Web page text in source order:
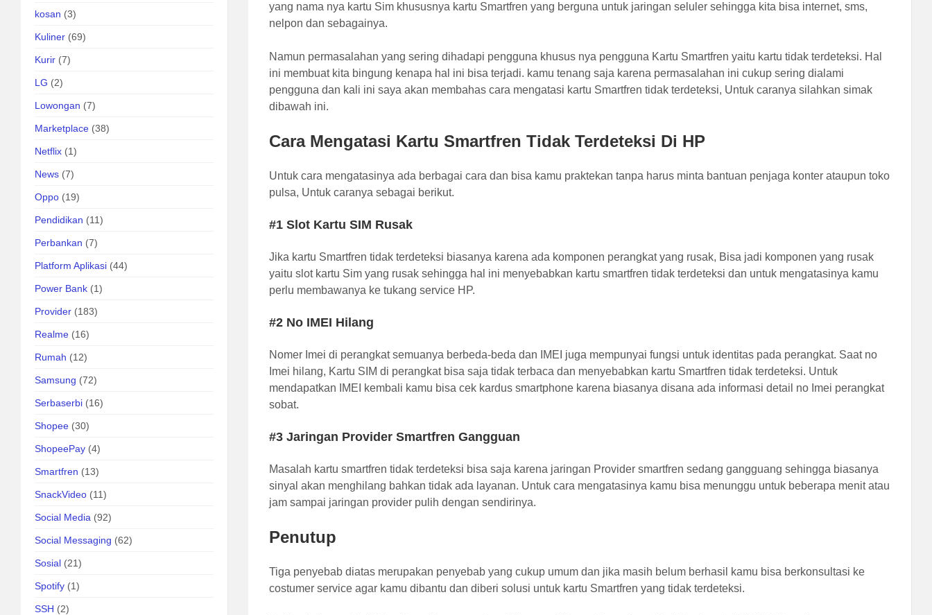
yang nama nya kartu Sim khususnya kartu Smartfren yang berguna untuk jaringan seluler sehingga kita bisa internet, sms,
nelpon dan sebagainya.
Namun permasalahan yang sering dihadapi pengguna khusus nya pengguna Kartu Smartfren yaitu kartu tidak terdeteksi. Hal
ini membuat kita bingung kenapa hal ini bisa terjadi. kamu tenang saja karena permasalahan ini cukup sering dialami
pengguna dan kali ini saya akan membahas cara mengatasi kartu Smartfren tidak terdeteksi, Untuk caranya silahkan simak
dibawah ini.
Cara Mengatasi Kartu Smartfren Tidak Terdeteksi Di HP
Untuk cara mengatasinya ada berbagai cara dan bisa kamu praktekan tanpa harus minta bantuan penjaga konter ataupun toko
pulsa, Untuk caranya sebagai berikut.
#1 Slot Kartu SIM Rusak
Jika kartu Smartfren tidak terdeteksi biasanya karena ada komponen perangkat yang rusak, Bisa jadi komponen yang rusak
yaitu slot kartu Sim yang rusak sehingga hal ini menyebabkan kartu smartfren tidak terdeteksi dan untuk mengatasinya kamu
perlu membawanya ke tukang service HP.
#2 No IMEI Hilang
Nomer Imei di perangkat semuanya berbeda-beda dan IMEI juga mempunyai fungsi untuk identitas pada perangkat. Saat no
Imei hilang, Kartu SIM di perangkat bisa saja tidak terbaca dan menyebabkan kartu Smartfren tidak terdeteksi. Untuk
mendapatkan IMEI kembali kamu bisa cek kardus smartphone karena biasanya disana ada informasi detail no Imei perangkat
sobat.
#3 Jaringan Provider Smartfren Gangguan
Masalah kartu smartfren tidak terdeteksi bisa saja karena jaringan Provider smartfren sedang gangguang sehingga biasanya
sinyal akan menghilang bahkan tidak ada layanan. Untuk cara mengatasinya kamu bisa menunggu untuk beberapa menit atau
jam sampai jaringan provider pulih dengan sendirinya.
Penutup
Tiga penyebab diatas merupakan penyebab yang cukup umum dan jika masih belum berhasil kamu bisa berkonsultasi ke
costumer service agar kamu dibantu dan diberi solusi untuk kartu Smartfren yang tidak terdeteksi.
kosan (3)
Kuliner (69)
Kurir (7)
LG (2)
Lowongan (7)
Marketplace (38)
Netflix (1)
News (7)
Oppo (19)
Pendidikan (11)
Perbankan (7)
Platform Aplikasi (44)
Power Bank (1)
Provider (183)
Realme (16)
Rumah (12)
Samsung (72)
Serbaserbi (16)
Shopee (30)
ShopeePay (4)
Smartfren (13)
SnackVideo (11)
Social Media (92)
Social Messaging (62)
Sosial (21)
Spotify (1)
SSH (2)